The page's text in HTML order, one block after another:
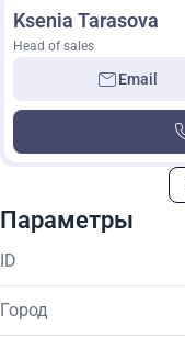
Ksenia Tarasova
Head of sales
Email
Параметры
ID
Город